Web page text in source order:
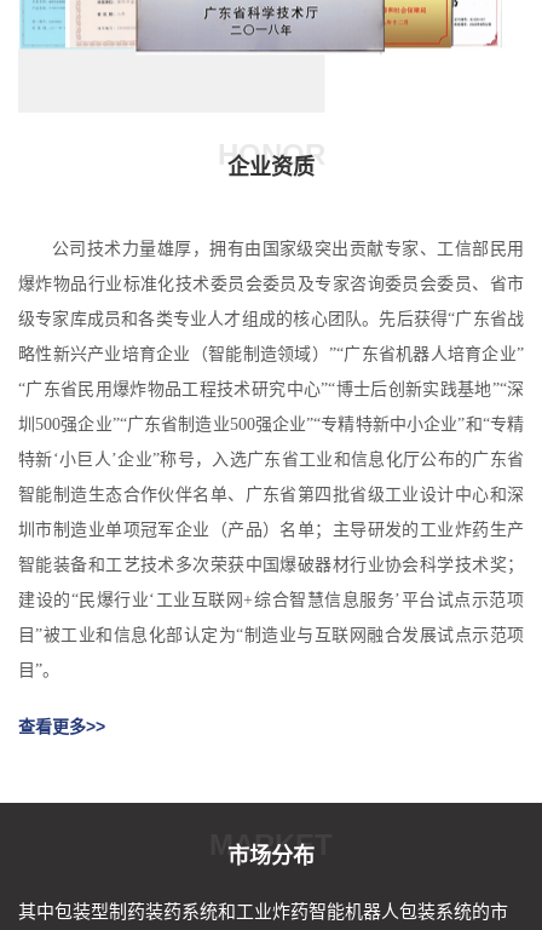
HONOR
企业资质
公司技术力量雄厚，拥有由国家级突出贡献专家、工信部民用
爆炸物品行业标准化技术委员会委员及专家咨询委员会委员、省市
级专家库成员和各类专业人才组成的核心团队。先后获得“广东省战
略性新兴产业培育企业（智能制造领域）”“广东省机器人培育企业”
“广东省民用爆炸物品工程技术研究中心”“博士后创新实践基地”“深
圳500强企业”“广东省制造业500强企业”“专精特新中小企业”和“专精
特新‘小巨人’企业”称号，入选广东省工业和信息化厅公布的广东省
智能制造生态合作伙伴名单、广东省第四批省级工业设计中心和深
圳市制造业单项冠军企业（产品）名单；主导研发的工业炸药生产
智能装备和工艺技术多次荣获中国爆破器材行业协会科学技术奖；
建设的“民爆行业‘工业互联网+综合智慧信息服务’平台试点示范项
目”被工业和信息化部认定为“制造业与互联网融合发展试点示范项
目”。
查看更多>>
MARKET
市场分布
其中包装型制药装药系统和工业炸药智能机器人包装系统的市